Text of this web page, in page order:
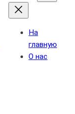
На
главную
О нас